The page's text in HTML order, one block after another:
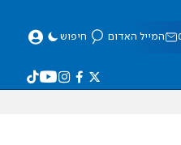
המייל האדום חיפוש